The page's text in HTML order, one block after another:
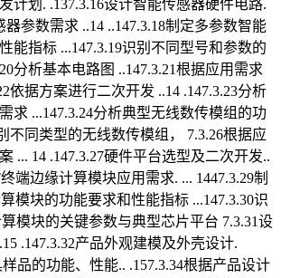
计划. .137.3.16设计智能传感器硬件电路.
器参数需求 ..14 ..147.3.18制定多参数智能
能指标 ...147.3.19识别不同型号和参数的
分析基本电路图 ..147.3.21根据应用需求
依据方案进行二次开发 ..14 .147.3.23分析
求 ...147.3.24分析典型无线数传模组的功
不同类型的无线数传模组， 7.3.26根据应
... 14 .147.3.27硬件平台选型及二次开发..
端边缘计算模块应用需求. ... 1447.3.29制
模块的功能要求和性能指标 ...147.3.30识
模块的关键参数与典型芯片平台 7.3.31设
.147.3.32产品外观建模及外壳设计.
样品的功能、性能.. .157.3.34根据产品设计